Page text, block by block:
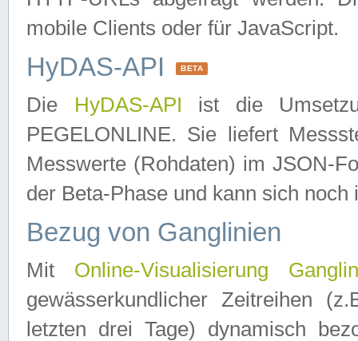
mobile Clients oder für JavaScript.
HyDAS-API BETA
Die HyDAS-API ist die
PEGELONLINE. Sie liefert
Messwerte (Rohdaten) im JSON-
der Beta-Phase und kann sich noch
Bezug von Ganglinien
Mit Online-Visualisierung
gewässerkundlicher Zeitreihen
letzten drei Tage) dynamisch